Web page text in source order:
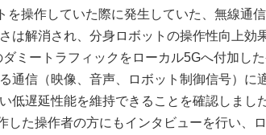
操作していた際に発生していた、無線通
は解消され、分身ロボットの操作性向上効
ミートラフィックをローカル5Gへ付加し
通信（映像、音声、ロボット制御信号）に
低遅延性能を維持できることを確認しました
した操作者の方にもインタビューを行い、